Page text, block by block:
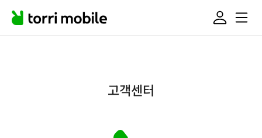
고객센터